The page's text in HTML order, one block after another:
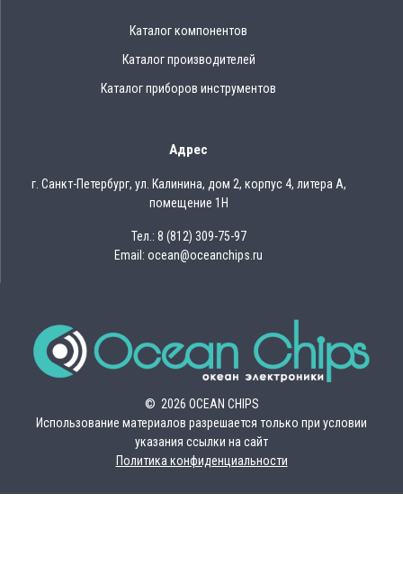
Каталог компонентов
Каталог производителей
Каталог приборов инструментов
Адрес
г. Санкт-Петербург, ул. Калинина, дом 2, корпус 4, литера А,
помещение 1Н
Тел.: 8 (812) 309-75-97
Email: ocean@oceanchips.ru
© 2026 OCEAN CHIPS
Использование материалов разрешается только при условии
указания ссылки на сайт
Политика конфиденциальности